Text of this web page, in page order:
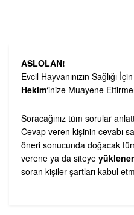
ASLOLAN!
Evcil Hayvanınızın Sağlığı
Hekim‘inize Muayene
Soracağınız tüm sorular
Cevap veren kişinin cevabı
öneri sonucunda doğacak
verene ya da siteye
soran kişiler şartları kabul